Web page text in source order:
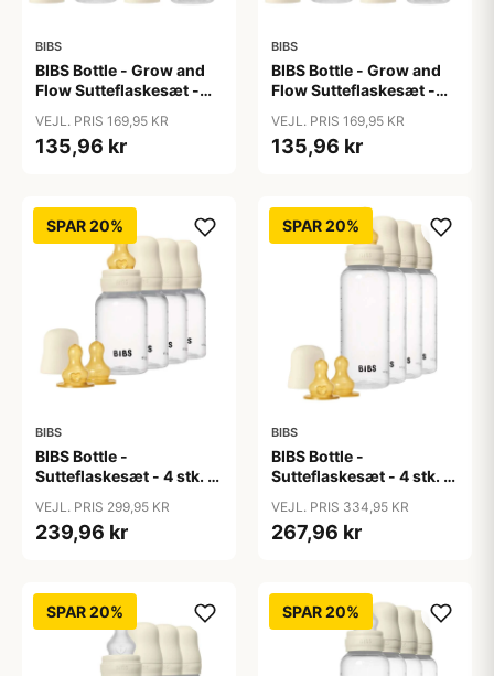
BIBS
BIBS Bottle - Grow and
Flow Sutteflaskesæt -
Naturgummi/Rund -
150ml/270ml - 2-Pak -
VEJL. PRIS 169,95 KR
135,96 kr
BIBS
BIBS Bottle - Grow and
Flow Sutteflaskesæt -
150ml/270ml - 2-Pak -
Ivory
VEJL. PRIS 169,95 KR
135,96 kr
SPAR 20%
BIBS
BIBS Bottle -
Sutteflaskesæt - 4 stk. -
150ml - Ivory
VEJL. PRIS 299,95 KR
239,96 kr
SPAR 20%
BIBS
BIBS Bottle -
Sutteflaskesæt - 4 stk. -
270ml - Ivory
VEJL. PRIS 334,95 KR
267,96 kr
SPAR 20% SPAR 20%